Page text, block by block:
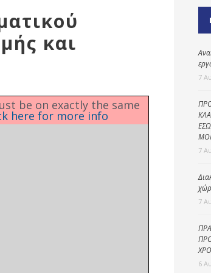
προστασία
και
be on exactly the same
here for more info
7
7
7
6